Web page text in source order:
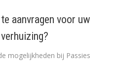
aanvragen voor uw
mogelijkheden bij Passies